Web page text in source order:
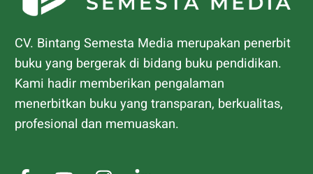
CV. Bintang Semesta Media merupakan penerbit
buku yang bergerak di bidang buku pendidikan.
Kami hadir memberikan pengalaman
menerbitkan buku yang transparan, berkualitas,
profesional dan memuaskan.